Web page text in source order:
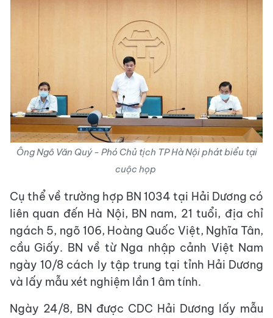
Ông Ngô Văn Quý - Phó Chủ tịch TP Hà Nội phát biểu tại
cuộc họp
Cụ thể về trường hợp BN 1034 tại Hải Dương có
liên quan đến Hà Nội, BN nam, 21 tuổi, địa chỉ
ngách 5, ngõ 106, Hoàng Quốc Việt, Nghĩa Tân,
cầu Giấy. BN về từ Nga nhập cảnh Việt Nam
ngày 10/8 cách ly tập trung tại tỉnh Hải Dương
và lấy mẫu xét nghiệm lần 1 âm tính.
Ngày 24/8, BN được CDC Hải Dương lấy mẫu